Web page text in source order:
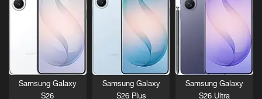
Samsung Galaxy
S26 Ultra
Samsung Galaxy
S26 Plus
Samsung Galaxy
S26